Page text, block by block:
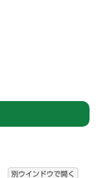
別ウインドウで開く